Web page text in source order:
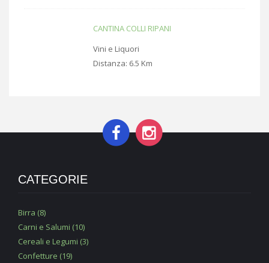
CANTINA COLLI RIPANI
Vini e Liquori
Distanza: 6.5 Km
CATEGORIE
Birra (8)
Carni e Salumi (10)
Cereali e Legumi (3)
Confetture (19)